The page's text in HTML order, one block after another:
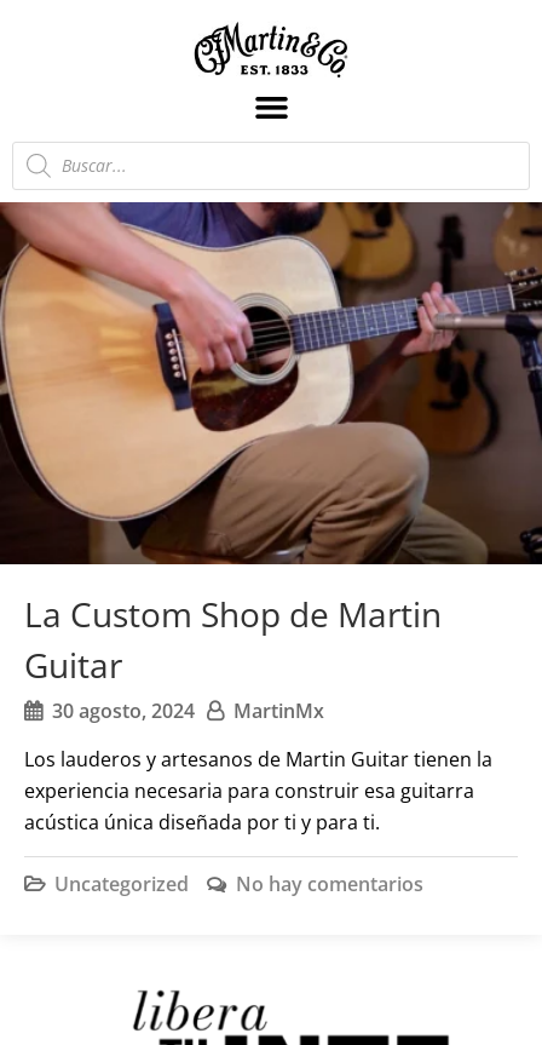
La Custom Shop de Martin
Guitar
30 agosto, 2024
MartinMx
Los lauderos y artesanos de Martin Guitar tienen la
experiencia necesaria para construir esa guitarra
acústica única diseñada por ti y para ti.
Uncategorized No hay comentarios